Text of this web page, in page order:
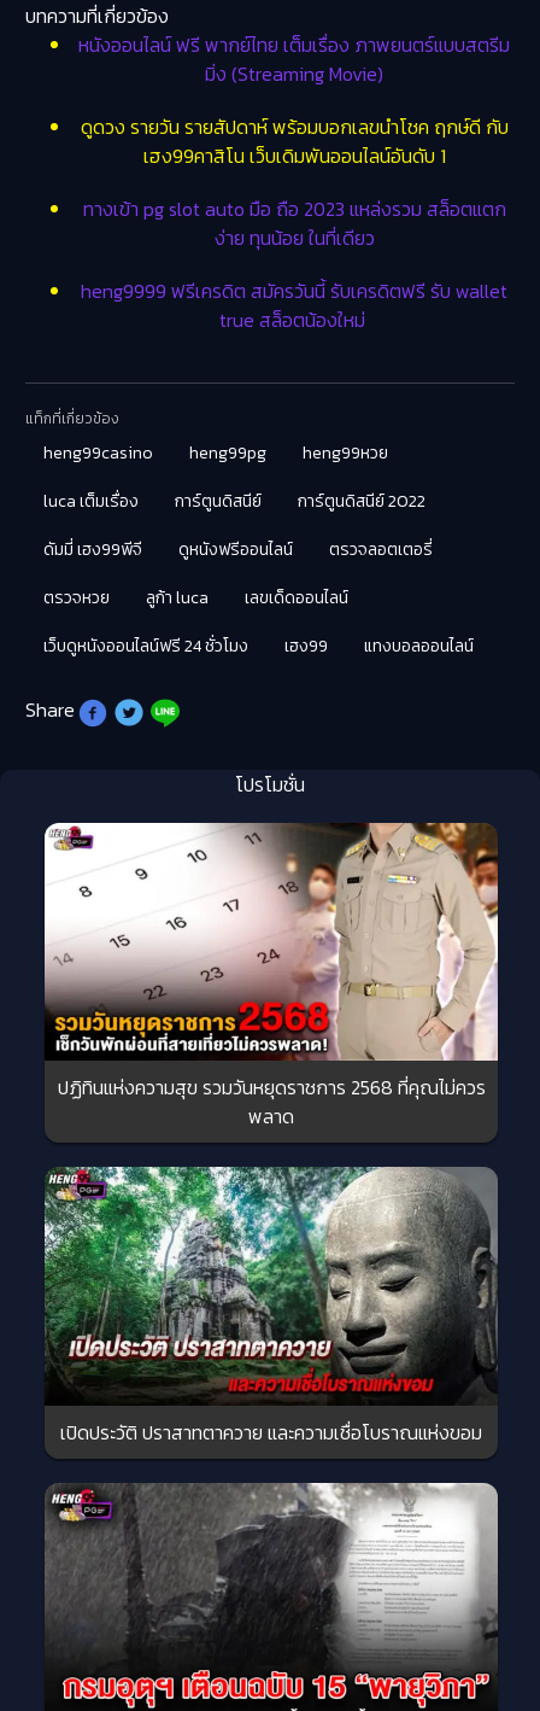
บทความที่เกี่ยวข้อง
หนังออนไลน์ ฟรี พากย์ไทย เต็มเรื่อง ภาพยนตร์แบบสตรีม
มิ่ง (Streaming Movie)
ดูดวง รายวัน รายสัปดาห์ พร้อมบอกเลขนำโชค ฤกษ์ดี กับ
เฮง99คาสิโน เว็บเดิมพันออนไลน์อันดับ 1
ทางเข้า pg slot auto มือ ถือ 2023 แหล่งรวม สล็อตแตก
ง่าย ทุนน้อย ในที่เดียว
heng9999 ฟรีเครดิต สมัครวันนี้ รับเครดิตฟรี รับ wallet
true สล็อตน้องใหม่
แท็กที่เกี่ยวข้อง
heng99casino heng99pg
heng99หวย
luca เต็มเรื่อง
การ์ตูนดิสนีย์
การ์ตูนดิสนีย์ 2022
ดัมมี่ เฮง99พีจี
ดูหนังฟรีออนไลน์
ตรวจลอตเตอรี่
ตรวจหวย
ลูก้า luca
เลขเด็ดออนไลน์
เว็บดูหนังออนไลน์ฟรี 24 ชั่วโมง
เฮง99 แทงบอลออนไลน์
Share
โปรโมชั่น
ปฏิทินแห่งความสุข รวมวันหยุดราชการ 2568 ที่คุณไม่ควร
พลาด
เปิดประวัติ ปราสาทตาควาย และความเชื่อโบราณแห่งขอม